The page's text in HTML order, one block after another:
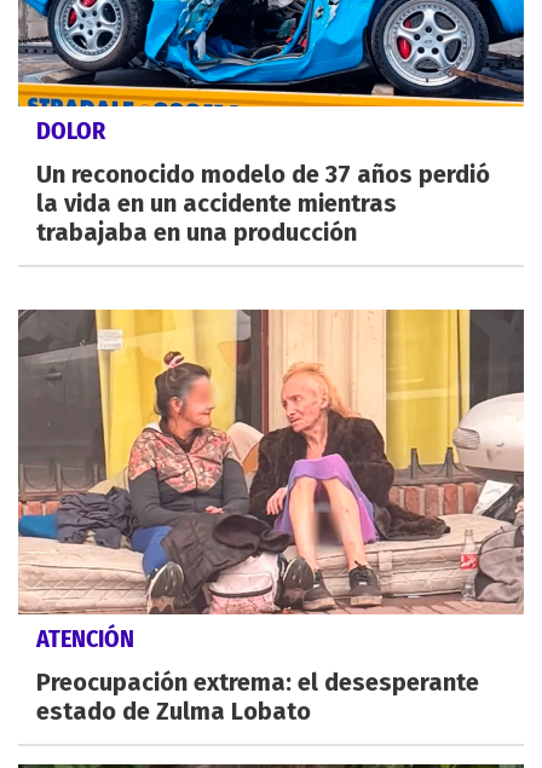
DOLOR
Un reconocido modelo de 37 años perdió
la vida en un accidente mientras
trabajaba en una producción
ATENCIÓN
Preocupación extrema: el desesperante
estado de Zulma Lobato